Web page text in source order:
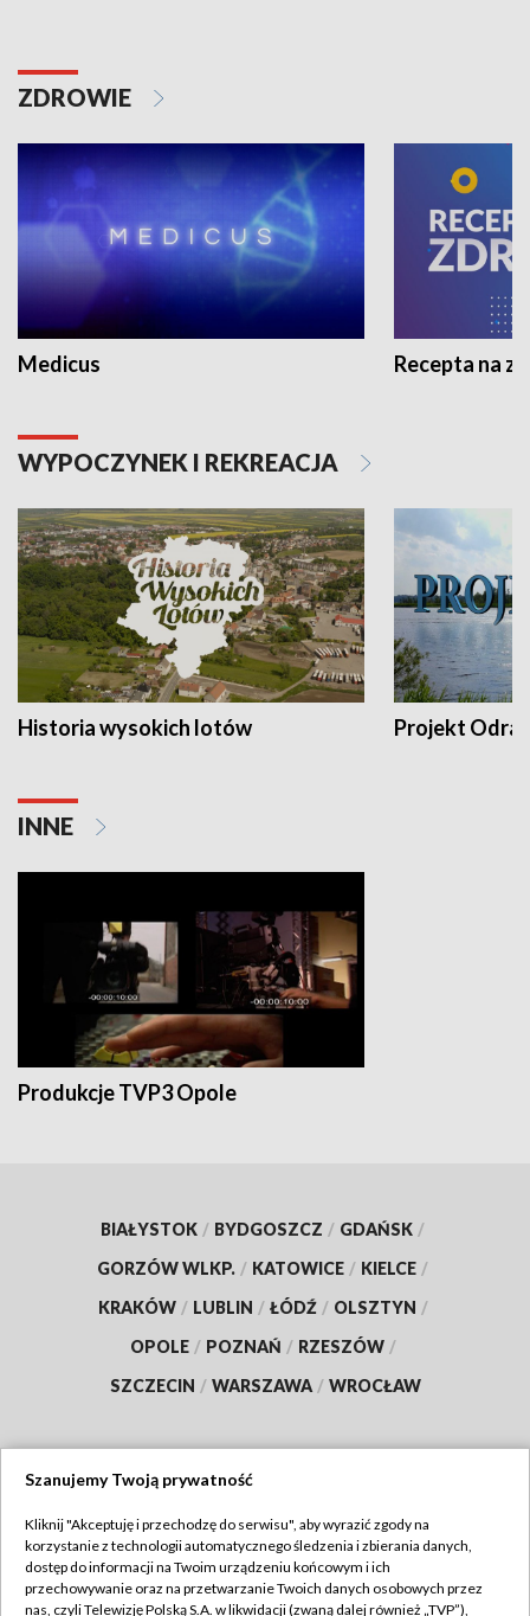
ZDROWIE
Medicus Recepta na
WYPOCZYNEK I REKREACJA
Historia wysokich lotów Projekt Odra
INNE
Produkcje TVP3 Opole
BIAŁYSTOK / BYDGOSZCZ / GDAŃSK /
GORZÓW WLKP. / KATOWICE / KIELCE /
KRAKÓW / LUBLIN / ŁÓDŹ / OLSZTYN /
OPOLE / POZNAŃ / RZESZÓW /
SZCZECIN / WARSZAWA / WROCŁAW
TVP
Abonament TVP
Regulamin TVP
Szanujemy Twoją prywatność
Kliknij "Akceptuję i przechodzę do serwisu", aby wyrazić zgody na
korzystanie z technologii automatycznego śledzenia i zbierania danych,
dostęp do informacji na Twoim urządzeniu końcowym i ich
przechowywanie oraz na przetwarzanie Twoich danych osobowych przez
nas, czyli Telewizję Polską S.A. w likwidacji (zwaną dalej również „TVP”),